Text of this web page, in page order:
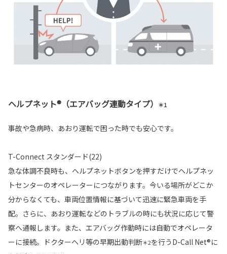
ヘルプネット®（エアバッグ連動タイプ） ＊1
事故や急病時、あおり運転で困った時でも安心です。
T-Connect スタンダード(22)
急な体調不良時も、ヘルプネットボタンを押すだけでヘルプネッ
トセンターのオペレーターにつながります。今いる場所がどこか
分からなくても、車両位置情報に基づいて迅速に緊急車両を手
配。さらに、あおり運転などのトラブルの時にも状況に応じて警
察へ通報します。また、エアバッグ作動時には自動でオペレータ
ーに接続。ドクターヘリ等の早期出動判断＊2を行うD-Call Net®に